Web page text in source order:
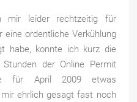
mir leider rechtzeitig für
eine ordentliche Verkühlung
habe, konnte ich kurz die
Stunden der Online Permit
für April 2009 etwas
ehrlich gesagt fast noch